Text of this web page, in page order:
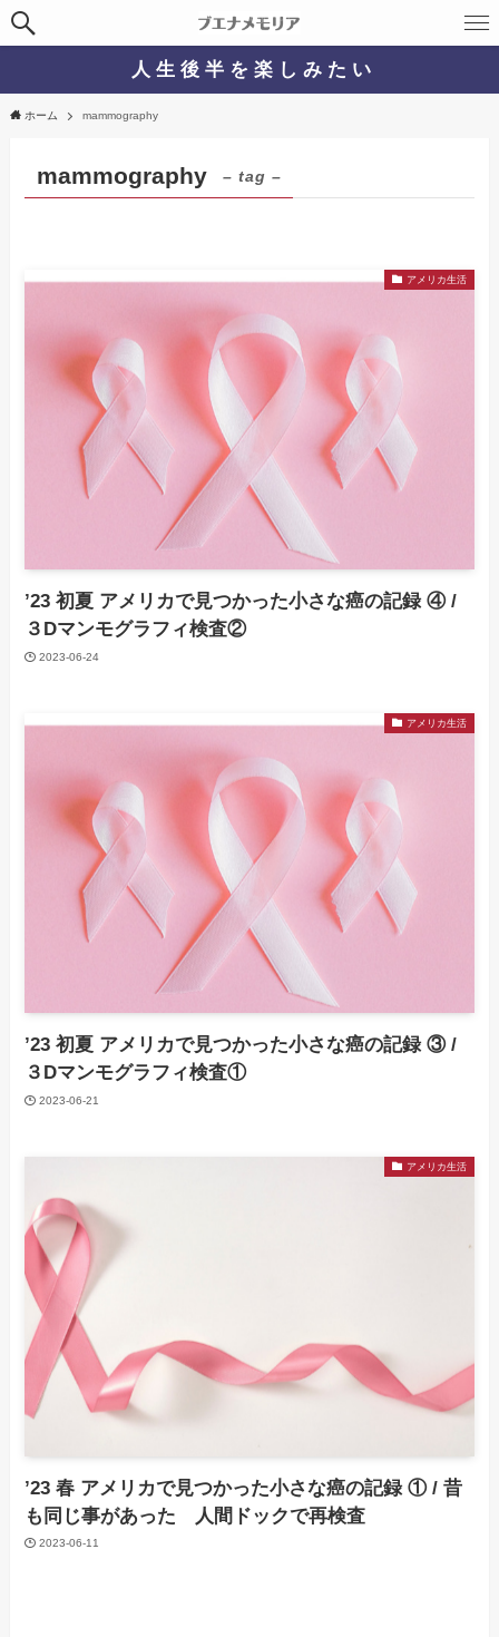
人 生 後 半 を 楽 し み た い
ホーム mammography
mammography – tag –
アメリカ生活
’23 初夏 アメリカで見つかった小さな癌の記録 ④ /
３Dマンモグラフィ検査②
2023-06-24
アメリカ生活
’23 初夏 アメリカで見つかった小さな癌の記録 ③ /
３Dマンモグラフィ検査①
2023-06-21
アメリカ生活
’23 春 アメリカで見つかった小さな癌の記録 ① / 昔
も同じ事があった 人間ドックで再検査
2023-06-11